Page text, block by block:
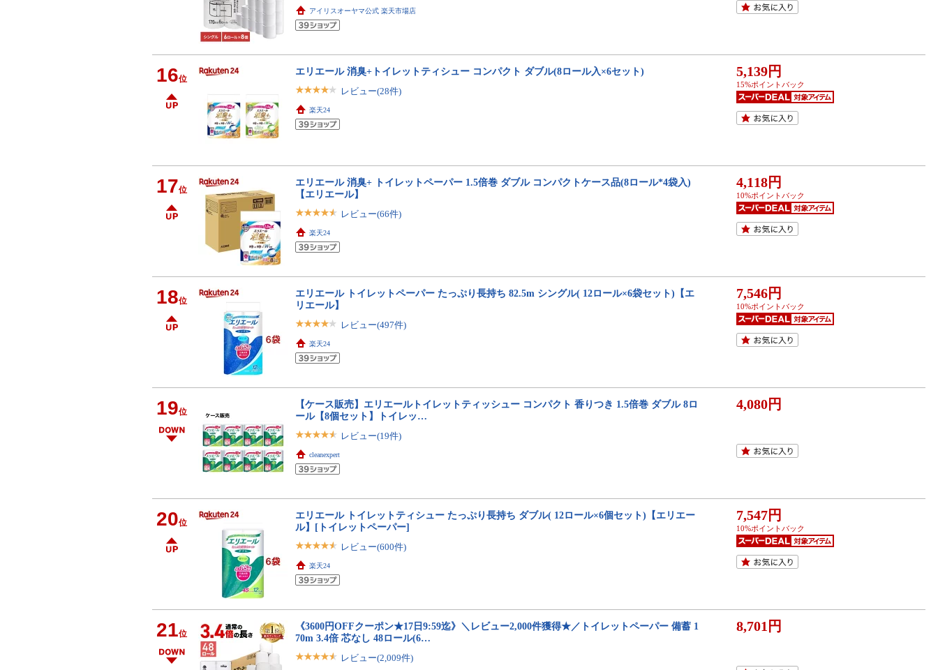
アイリスオーヤマ公式 楽天市場店
16位
エリエール 消臭+トイレットティシュー コンパクト ダブル(8ロール入×6セット)
レビュー(28件)
楽天24
5,139円
15%ポイントバック
17位
エリエール 消臭+ トイレットペーパー 1.5倍巻 ダブル コンパクトケース品(8ロール*4袋入)
【エリエール】
レビュー(66件)
楽天24
4,118円
10%ポイントバック
18位
エリエール トイレットペーパー たっぷり長持ち 82.5m シングル( 12ロール×6袋セット)【エ
リエール】
レビュー(497件)
楽天24
7,546円
10%ポイントバック
19位
【ケース販売】エリエールトイレットティッシュー コンパクト 香りつき 1.5倍巻 ダブル 8ロ
ール【8個セット】トイレッ…
レビュー(19件)
cleanexpert
4,080円
20位
エリエール トイレットティシュー たっぷり長持ち ダブル( 12ロール×6個セット)【エリエー
ル】[トイレットペーパー]
レビュー(600件)
楽天24
7,547円
10%ポイントバック
21位
《3600円OFFクーポン★17日9:59迄》＼レビュー2,000件獲得★／トイレットペーパー 備蓄 1
70m 3.4倍 芯なし 48ロール(6…
レビュー(2,009件)
8,701円